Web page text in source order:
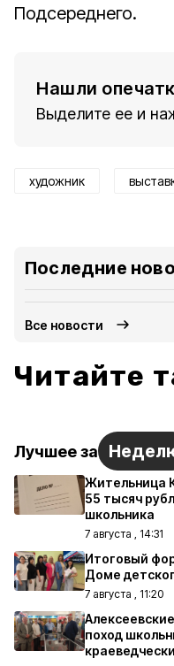
Подсереднего.
Нашли
Выделите ее и
художник
Последние
Все новости
Читайте
Лучшее за
Жительница
55 тысяч
школьника
7 августа , 14:31
Итоговый
Доме
7 августа , 11:20
поход